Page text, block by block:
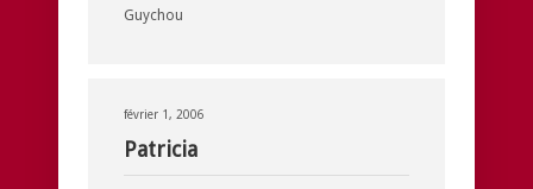
Guychou
février 1, 2006
Patricia